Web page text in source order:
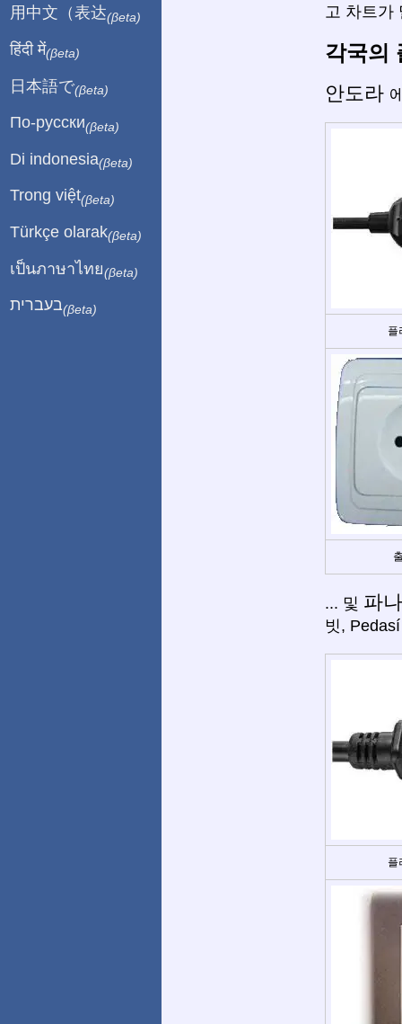
고 차트가
각국의
안도라
플
... 및 파
빗,
플
用中文（表达(βeta)
हिंदी में(βeta)
日本語で(βeta)
По-русски(βeta)
Di indonesia(βeta)
Trong việt(βeta)
Türkçe olarak(βeta)
เป็นภาษาไทย(βeta)
בעברית(βeta)